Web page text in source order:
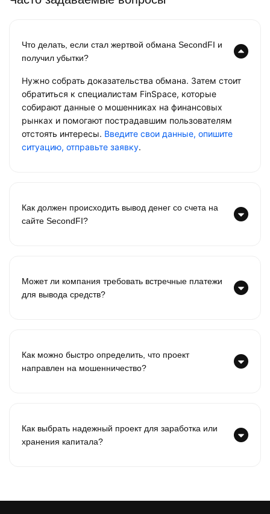
Что делать, если стал жертвой обмана SecondFI и
получил убытки?
Нужно собрать доказательства обмана. Затем стоит
обратиться к специалистам FinSpace, которые
собирают данные о мошенниках на финансовых
рынках и помогают пострадавшим пользователям
отстоять интересы. Введите свои данные, опишите
ситуацию, отправьте заявку.
Как должен происходить вывод денег со счета на
сайте SecondFI?
Может ли компания требовать встречные платежи
для вывода средств?
Как можно быстро определить, что проект
направлен на мошенничество?
Как выбрать надежный проект для заработка или
хранения капитала?